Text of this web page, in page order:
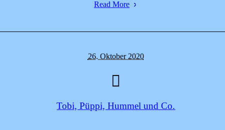
Read More
26. Oktober 2020
Tobi, Püppi, Hummel und Co.